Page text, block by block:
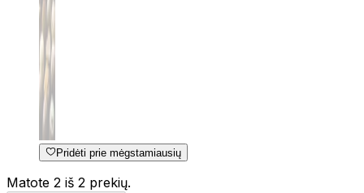
Pridėti prie mėgstamiausių
Matote 2 iš 2 prekių.